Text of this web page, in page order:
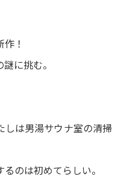
！
に挑む。
しは男湯サウナ室の清掃
のは初めてらしい。